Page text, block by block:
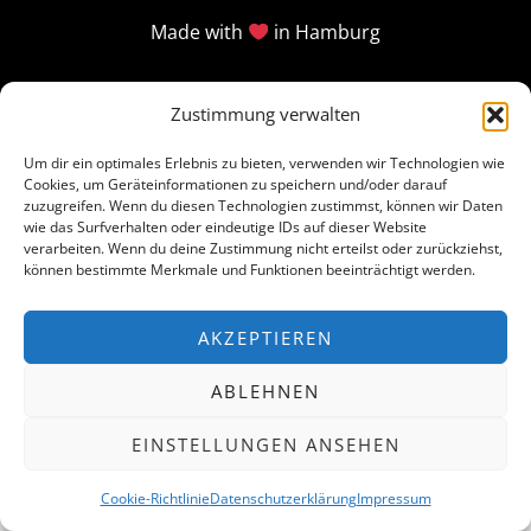
Zustimmung verwalten
Um dir ein optimales Erlebnis zu bieten, verwenden wir Technologien wie
Cookies, um Geräteinformationen zu speichern und/oder darauf
zuzugreifen. Wenn du diesen Technologien zustimmst, können wir Daten
wie das Surfverhalten oder eindeutige IDs auf dieser Website
verarbeiten. Wenn du deine Zustimmung nicht erteilst oder zurückziehst,
können bestimmte Merkmale und Funktionen beeinträchtigt werden.
AKZEPTIEREN
ABLEHNEN
EINSTELLUNGEN ANSEHEN
Cookie-RichtlinieDatenschutzerklärungImpressum
Made with in Hamburg